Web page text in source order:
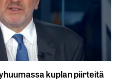
kuplan piirteitä